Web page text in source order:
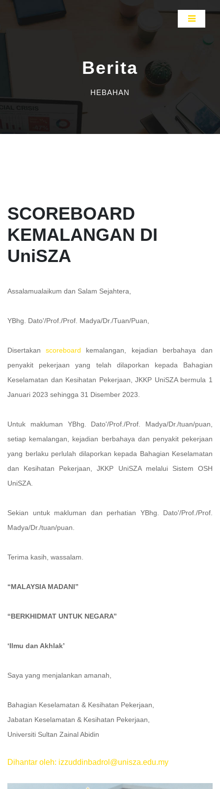
Berita
HEBAHAN
SCOREBOARD
KEMALANGAN DI
UniSZA
Assalamualaikum dan Salam Sejahtera,
YBhg. Dato'/Prof./Prof. Madya/Dr./Tuan/Puan,
Disertakanscoreboard kemalangan, kejadian berbahaya dan
penyakit pekerjaan yang telah dilaporkan kepada Bahagian
Keselamatan dan Kesihatan Pekerjaan, JKKP UniSZA bermula 1
Januari 2023 sehingga 31 Disember 2023.
Untuk makluman YBhg. Dato'/Prof./Prof. Madya/Dr./tuan/puan,
setiap kemalangan, kejadian berbahaya dan penyakit pekerjaan
yang berlaku perlulah dilaporkan kepada Bahagian Keselamatan
dan Kesihatan Pekerjaan, JKKP UniSZA melalui Sistem OSH
UniSZA.
Sekian untuk makluman dan perhatian YBhg. Dato'/Prof./Prof.
Madya/Dr./tuan/puan.
Terima kasih, wassalam.
“MALAYSIA MADANI”
‘‘BERKHIDMAT UNTUK NEGARA’’
‘Ilmu dan Akhlak’
Saya yang menjalankan amanah,
Bahagian Keselamatan & Kesihatan Pekerjaan,
Jabatan Keselamatan & Kesihatan Pekerjaan,
Universiti Sultan Zainal Abidin
Dihantar oleh: izzuddinbadrol@unisza.edu.my